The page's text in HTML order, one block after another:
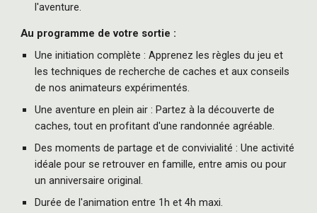
l'aventure.
Au programme de votre sortie :
Une initiation complète : Apprenez les règles du jeu et
les techniques de recherche de caches et aux conseils
de nos animateurs expérimentés.
Une aventure en plein air : Partez à la découverte de
caches, tout en profitant d'une randonnée agréable.
Des moments de partage et de convivialité : Une activité
idéale pour se retrouver en famille, entre amis ou pour
un anniversaire original.
Durée de l'animationentre 1h et 4h maxi.